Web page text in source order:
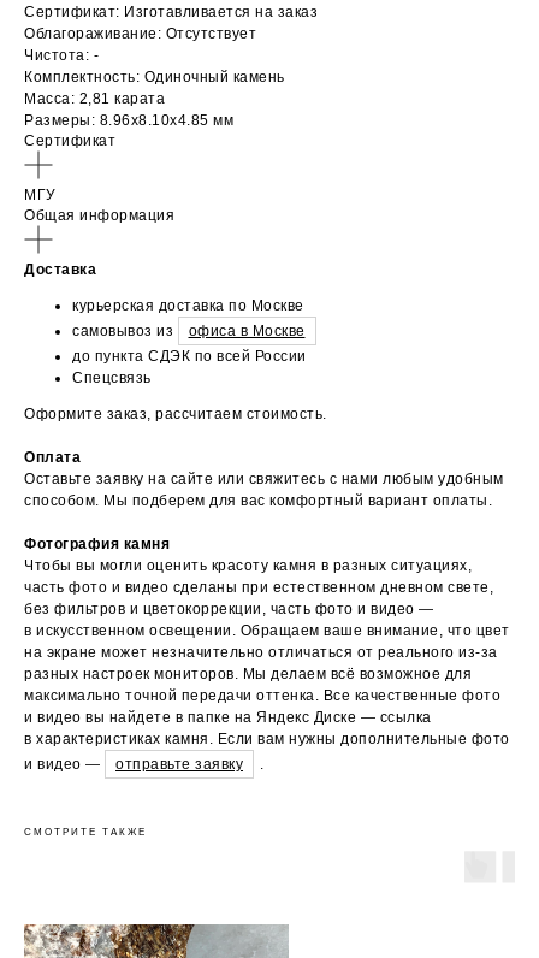
Сертификат: Изготавливается на заказ
Облагораживание: Отсутствует
Чистота: -
Комплектность: Одиночный камень
Масса: 2,81 карата
Размеры: 8.96х8.10х4.85 мм
Сертификат
МГУ
Общая информация
Доставка
курьерская доставка по Москве
самовывоз из
офиса в Москве
до пункта СДЭК по всей России
Спецсвязь
Оформите заказ, рассчитаем стоимость.
Оплата
Оставьте заявку на сайте или свяжитесь с нами любым удобным
способом. Мы подберем для вас комфортный вариант оплаты.
Фотография камня
Чтобы вы могли оценить красоту камня в разных ситуациях,
часть фото и видео сделаны при естественном дневном свете,
без фильтров и цветокоррекции, часть фото и видео —
в искусственном освещении. Обращаем ваше внимание, что цвет
на экране может незначительно отличаться от реального из-за
разных настроек мониторов. Мы делаем всё возможное для
максимально точной передачи оттенка. Все качественные фото
и видео вы найдете в папке на Яндекс Диске — ссылка
в характеристиках камня. Если вам нужны дополнительные фото
и видео —
отправьте заявку
СМОТРИТЕ ТАКЖЕ